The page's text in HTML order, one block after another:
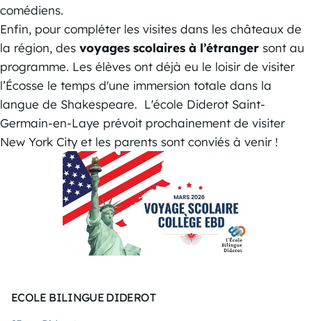
comédiens.
Enfin, pour compléter les visites dans les châteaux de
la région, des voyages scolaires à l’étranger sont au
programme. Les élèves ont déjà eu le loisir de visiter
l’Écosse le temps d'une immersion totale dans la
langue de Shakespeare. L'école Diderot Saint-
Germain-en-Laye prévoit prochainement de visiter
New York City et les parents sont conviés à venir !
ECOLE BILINGUE DIDEROT